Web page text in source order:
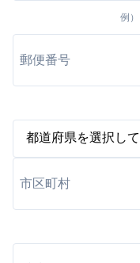
例）